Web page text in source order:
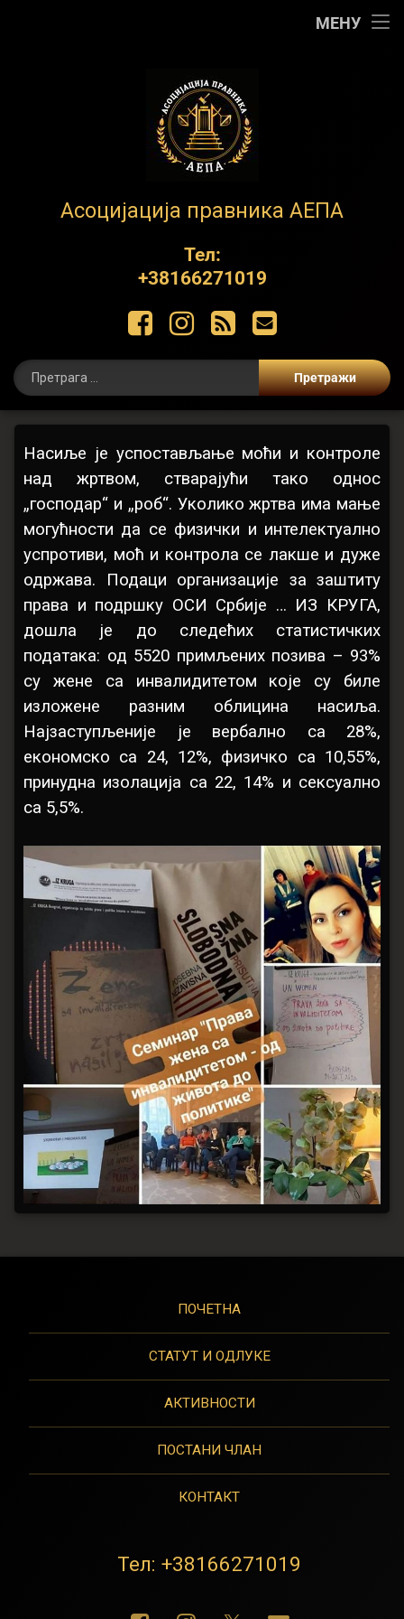
МЕНУ
АЕПА
Асоцијација правника АЕПА
Тел:
+38166271019
ФацебоокИнстаграм
РСС Е-маил
Насиље
је
успостављање
моћи
и
контроле
над
жртвом
Постед он 10/05/2020
Упдатед он 10/05/2020
бy vladimir
Догађаји
Насиље је успостављање моћи и контроле
над жртвом, стварајући тако однос
„господар“ и „роб“. Уколико жртва има мање
могућности да се физички и интелектуално
успротиви, моћ и контрола се лакше и дуже
одржава. Подаци организације за заштиту
права и подршку ОСИ Србије … ИЗ КРУГА,
дошла је до следећих статистичких
података: од 5520 примљених позива – 93%
су жене са инвалидитетом које су биле
изложене разним облицина насиља.
Најзаступљеније је вербално са 28%,
економско са 24, 12%, физичко са 10,55%,
принудна изолација са 22, 14% и сексуално
са 5,5%.
ПОЧЕТНА
СТАТУТ И ОДЛУКЕ
АКТИВНОСТИ
ПОСТАНИ ЧЛАН
КОНТАКТ
Тел: +38166271019